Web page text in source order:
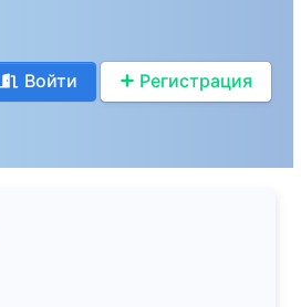
Войти Регистрация